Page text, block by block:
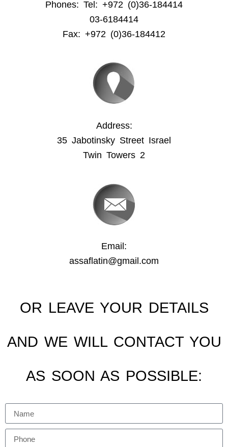
Phones: Tel: +972 (0)36-184414
03-6184414
Fax: +972 (0)36-184412
Address:
35 Jabotinsky Street Israel
Twin Towers 2
Email:
assaflatin@gmail.com
OR LEAVE YOUR DETAILS
AND WE WILL CONTACT YOU
AS SOON AS POSSIBLE: